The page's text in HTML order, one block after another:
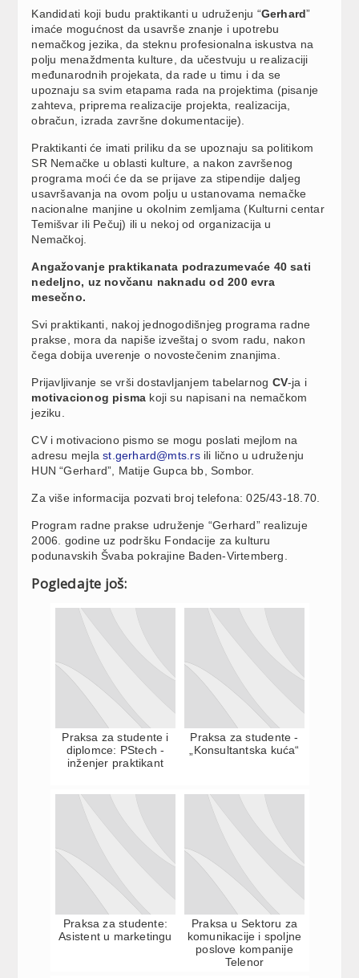
Kandidati koji budu praktikanti u udruženju “Gerhard”
imaće mogućnost da usavrše znanje i upotrebu
nemačkog jezika, da steknu profesionalna iskustva na
polju menaždmenta kulture, da učestvuju u realizaciji
međunarodnih projekata, da rade u timu i da se
upoznaju sa svim etapama rada na projektima (pisanje
zahteva, priprema realizacije projekta, realizacija,
obračun, izrada završne dokumentacije).
Praktikanti će imati priliku da se upoznaju sa politikom
SR Nemačke u oblasti kulture, a nakon završenog
programa moći će da se prijave za stipendije daljeg
usavršavanja na ovom polju u ustanovama nemačke
nacionalne manjine u okolnim zemljama (Kulturni centar
Temišvar ili Pečuj) ili u nekoj od organizacija u
Nemačkoj.
Angažovanje praktikanata podrazumevaće 40 sati
nedeljno, uz novčanu naknadu od 200 evra
mesečno.
Svi praktikanti, nakoj jednogodišnjeg programa radne
prakse, mora da napiše izveštaj o svom radu, nakon
čega dobija uverenje o novostečenim znanjima.
Prijavljivanje se vrši dostavljanjem tabelarnog CV-ja i
motivacionog pisma koji su napisani na nemačkom
jeziku.
CV i motivaciono pismo se mogu poslati mejlom na
adresu mejlast.gerhard@mts.rsili lično u udruženju
HUN “Gerhard”, Matije Gupca bb, Sombor.
Za više informacija pozvati broj telefona: 025/43-18.70.
Program radne prakse udruženje “Gerhard” realizuje
2006. godine uz podršku Fondacije za kulturu
podunavskih Švaba pokrajine Baden-Virtemberg.
Pogledajte još:
Praksa za studente i
diplomce: PStech -
inženjer praktikant
Praksa za studente -
„Konsultantska kuća“
Praksa za studente:
Asistent u marketingu
Praksa u Sektoru za
komunikacije i spoljne
poslove kompanije
Telenor